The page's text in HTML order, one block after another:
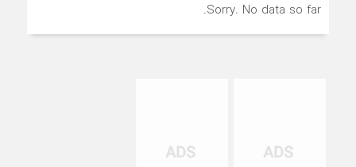
Sorry. No data so far.